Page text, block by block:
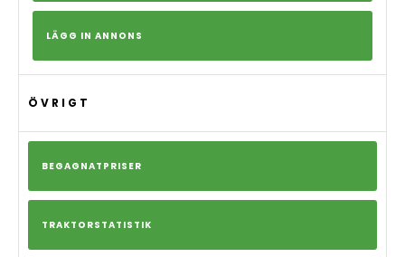
LÄGG IN ANNONS
ÖVRIGT
BEGAGNATPRISER
TRAKTORSTATISTIK